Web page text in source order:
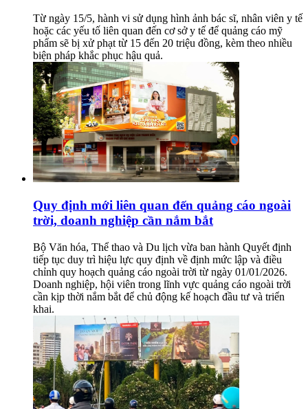
Từ ngày 15/5, hành vi sử dụng hình ảnh bác sĩ, nhân viên y tế
hoặc các yếu tố liên quan đến cơ sở y tế để quảng cáo mỹ
phẩm sẽ bị xử phạt từ 15 đến 20 triệu đồng, kèm theo nhiều
biện pháp khắc phục hậu quả.
Quy định mới liên quan đến quảng cáo ngoài
trời, doanh nghiệp cần nắm bắt
Bộ Văn hóa, Thể thao và Du lịch vừa ban hành Quyết định
tiếp tục duy trì hiệu lực quy định về định mức lập và điều
chỉnh quy hoạch quảng cáo ngoài trời từ ngày 01/01/2026.
Doanh nghiệp, hội viên trong lĩnh vực quảng cáo ngoài trời
cần kịp thời nắm bắt để chủ động kế hoạch đầu tư và triển
khai.